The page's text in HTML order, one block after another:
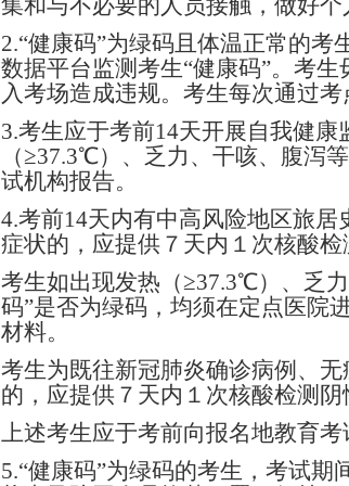
集和与不必要的人员接触，做好个
2.“健康码”为绿码且体温正常的
数据平台监测考生“健康码”。考
入考场造成违规。考生每次通过考
3.考生应于考前14天开展自我健
（≥37.3℃）、乏力、干咳、腹泻
试机构报告。
4.考前14天内有中高风险地区旅
症状的，应提供７天内１次核酸检
考生如出现发热（≥37.3℃）、乏
码”是否为绿码，均须在定点医院
材料。
考生为既往新冠肺炎确诊病例、
的，应提供７天内１次核酸检测阴
上述考生应于考前向报名地教育
5.“健康码”为绿码的考生，考试